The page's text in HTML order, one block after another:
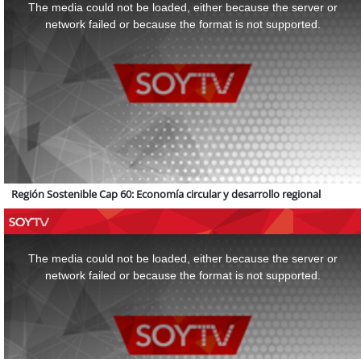
The media could not be loaded, either because the server or
network failed or because the format is not supported.
Región Sostenible Cap 60: Economía circular y desarrollo regional
The media could not be loaded, either because the server or
network failed or because the format is not supported.